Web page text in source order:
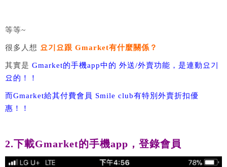
等等~
很多人想 요기요跟 Gmarket有什麼關係？
其實是 Gmarket的手機app中的 外送/外賣功能，是連動요기
요的！！
而Gmarket給其付費會員 Smile club有特別外賣折扣優
惠！！
2.下載Gmarket的手機app，登錄會員